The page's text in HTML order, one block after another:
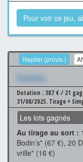
Pour voir ce jeu,
Replier (provis.)
Xxxxxxx
Dotation : 387 € / 21
31/08/2025. Tirage +
Les lots gagnés
Au tirage au sort :
Bodin’s" (67 €), 20
vrille" (16 €)